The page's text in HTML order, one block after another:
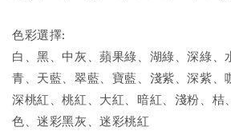
色彩選擇:
白、黑、中灰、蘋果綠、湖綠、深綠、
青、天藍、翠藍、寶藍、淺紫、深紫、
深桃紅、桃紅、大紅、暗紅、淺粉、桔
色、迷彩黑灰、迷彩桃紅